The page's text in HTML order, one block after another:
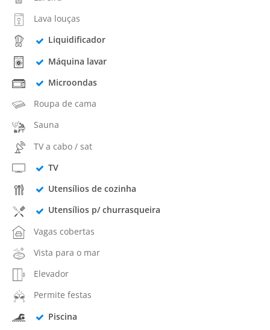
Lava louças
Liquidificador
Máquina lavar
Microondas
Roupa de cama
Sauna
TV a cabo / sat
TV
Utensílios de cozinha
Utensílios p/ churrasqueira
Vagas cobertas
Vista para o mar
Elevador
Permite festas
Piscina